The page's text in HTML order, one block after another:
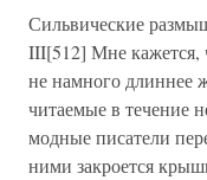
Сильвические
III[512] Мне кажется,
не намного длиннее
читаемые в течение
модные писатели
ними закроется